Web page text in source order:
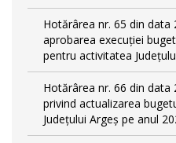
Hotărârea nr. 65 din data
aprobarea execuției
pentru activitatea
Hotărârea nr. 66 din data
privind actualizarea
Județului Argeș pe anul